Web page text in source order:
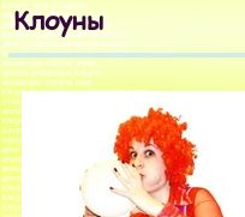
Клоуны день рождения
аниматоры Клоуны
день рождения в стиле Клоуны
Клоуны на день рождения ребенка
день рождения аниматоры Клоуны
аниматоры Клоуны на день рождения ребенка
аниматоры Клоуны детям
детские аниматоры Клоуны
аниматоры Клоуны киев
Клоуны аниматоры на детский праздник
отзывы аниматоры Клоуны
аниматоры Клоуны заказать
Клоуны день рождения
Клоуны в стиле Клоуны
оформление в стиле Клоуны
день рождения аниматоры Клоуны
аниматоры Клоуны детям
аниматоры Клоуны на день рождения ребенка
детские аниматоры Клоуны
Клоуны аниматор
Клоуны аниматоры видео
Клоуны аниматоры на детский праздник
Клоуны